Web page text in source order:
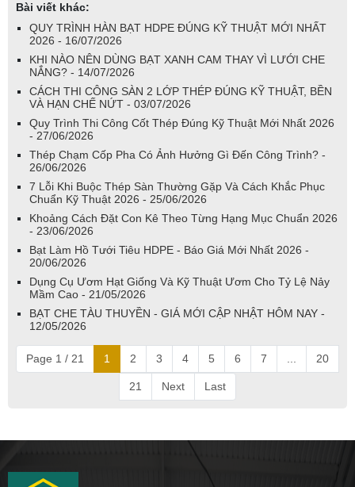
Bài viết khác:
QUY TRÌNH HÀN BẠT HDPE ĐÚNG KỸ THUẬT MỚI NHẤT
2026 - 16/07/2026
KHI NÀO NÊN DÙNG BẠT XANH CAM THAY VÌ LƯỚI CHE
NẮNG? - 14/07/2026
CÁCH THI CÔNG SÀN 2 LỚP THÉP ĐÚNG KỸ THUẬT, BỀN
VÀ HẠN CHẾ NỨT - 03/07/2026
Quy Trình Thi Công Cốt Thép Đúng Kỹ Thuật Mới Nhất 2026
- 27/06/2026
Thép Chạm Cốp Pha Có Ảnh Hưởng Gì Đến Công Trình? -
26/06/2026
7 Lỗi Khi Buộc Thép Sàn Thường Gặp Và Cách Khắc Phục
Chuẩn Kỹ Thuật 2026 - 25/06/2026
Khoảng Cách Đặt Con Kê Theo Từng Hạng Mục Chuẩn 2026
- 23/06/2026
Bạt Làm Hồ Tưới Tiêu HDPE - Báo Giá Mới Nhất 2026 -
20/06/2026
Dụng Cụ Ươm Hạt Giống Và Kỹ Thuật Ươm Cho Tỷ Lệ Nảy
Mầm Cao - 21/05/2026
BẠT CHE TÀU THUYỀN - GIÁ MỚI CẬP NHẬT HÔM NAY -
12/05/2026
Page 1 / 21 1 2 3 4 5 6 7 ... 20
21 Next Last